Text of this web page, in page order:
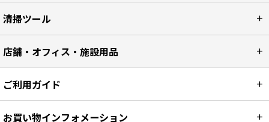
清掃ツール
店舗・オフィス・施設用品
ご利用ガイド
お買い物インフォメーション